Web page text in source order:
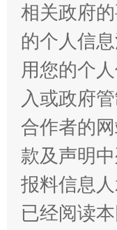
相关政府
的个人信息
用您的个
入或政府
合作者的网
款及声明
报料信息
已经阅读